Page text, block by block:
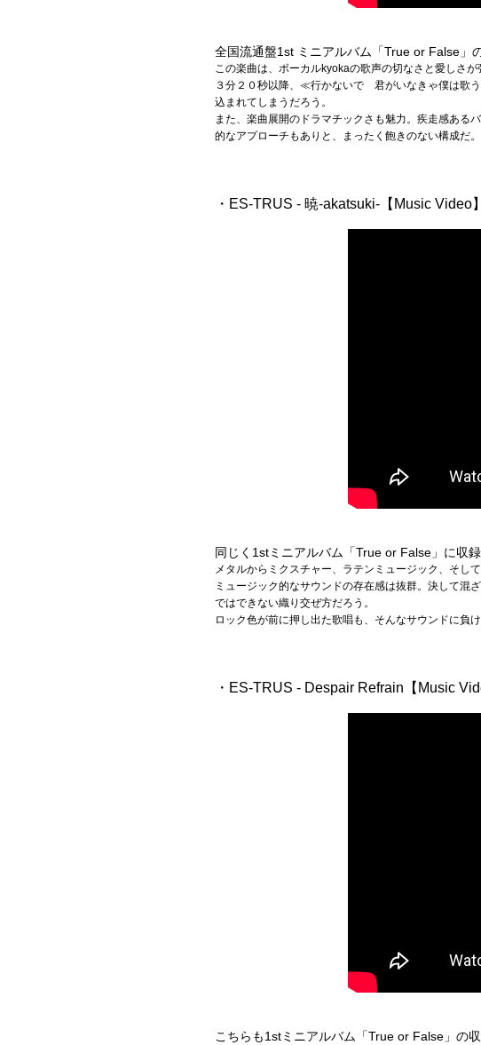
全国流通盤1st ミニアルバム「True or False」
この楽曲は、ボーカルkyokaの歌声の切なさと愛しさ
３分２０秒以降、≪行かないで 君がいなきゃ僕は歌
込まれてしまうだろう。
また、楽曲展開のドラマチックさも魅力。疾走感ある
的なアプローチもありと、まったく飽きのない構成だ。
・ES-TRUS - 暁-akatsuki-【Music Video
同じく1stミニアルバム「True or False」に収
メタルからミクスチャー、ラテンミュージック、そし
ミュージック的なサウンドの存在感は抜群。決して混
ではできない織り交ぜ方だろう。
ロック色が前に押し出た歌唱も、そんなサウンドに負
・ES-TRUS - Despair Refrain【Music
こちらも1stミニアルバム「True or False」の収